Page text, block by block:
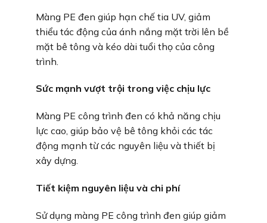
Màng PE đen giúp hạn chế tia UV, giảm
thiểu tác động của ánh nắng mặt trời lên bề
mặt bê tông và kéo dài tuổi thọ của công
trình.
Sức mạnh vượt trội trong việc chịu lực
Màng PE công trình đen có khả năng chịu
lực cao, giúp bảo vệ bê tông khỏi các tác
động mạnh từ các nguyên liệu và thiết bị
xây dựng.
Tiết kiệm nguyên liệu và chi phí
Sử dụng màng PE công trình đen giúp giảm